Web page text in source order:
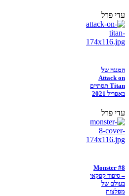
עדי פרל
המנגה של
Attack on
Titan תסתיים
באפריל 2021
עדי פרל
Monster #8
– סיפור קפקאי
בעולם של
מפלצות